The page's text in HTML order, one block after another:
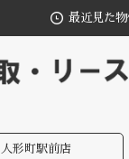
最近見た物
人形町駅前店